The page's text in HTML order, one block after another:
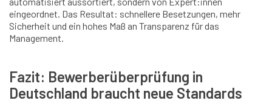
eingeordnet. Das Resultat: schnellere Besetzungen, mehr
Sicherheit und ein hohes Maß an Transparenz für das
Management.
Fazit: Bewerberüberprüfung in
Deutschland braucht neue Standards